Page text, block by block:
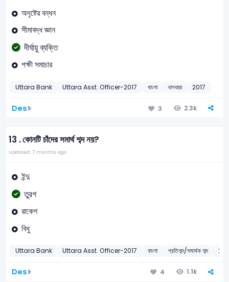
অদৃষ্টের বন্ধন
সীমাবদ্ধ জ্ঞান
দীর্ঘায়ু ব্যক্তি
পক্ষী সমাচার
Uttara Bank Uttara Asst. Officer-2017 বাংলা বাগধারা 2017
Des 3 2.3k
13 .কোনটি চাঁদের সমার্থ শব্দ নয়?
Updated: 7 months ago
ইন্দু
তুরগ
রাকেশ
বিধু
Uttara Bank Uttara Asst. Officer-2017 বাংলা প্রতিশব্দ/সমার্থক শব্দ
Des 4 1.1k